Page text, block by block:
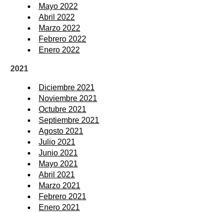
Mayo 2022
Abril 2022
Marzo 2022
Febrero 2022
Enero 2022
2021
Diciembre 2021
Noviembre 2021
Octubre 2021
Septiembre 2021
Agosto 2021
Julio 2021
Junio 2021
Mayo 2021
Abril 2021
Marzo 2021
Febrero 2021
Enero 2021